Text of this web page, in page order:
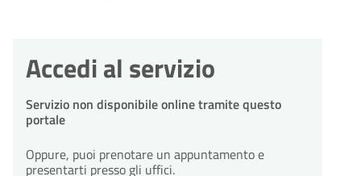
Accedi al servizio
Servizio non disponibile online tramite questo
portale
Oppure, puoi prenotare un appuntamento e
presentarti presso gli uffici.